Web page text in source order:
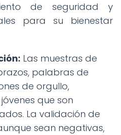
de seguridad y
para su bienestar
Las muestras de
palabras de
de orgullo,
que son
La validación de
sean negativas,